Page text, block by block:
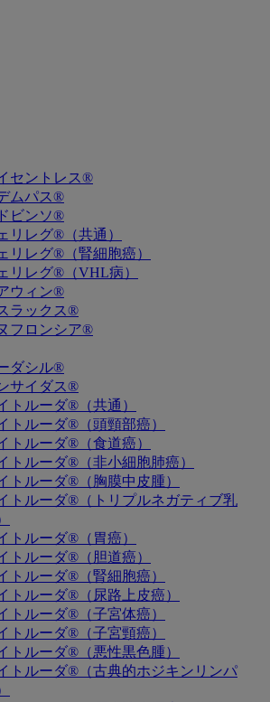
セントレス®
ムパス®
ビンソ®
リレグ®（共通）
リレグ®（腎細胞癌）
リレグ®（VHL病）
ウィン®
ラックス®
フロンシア®
ダシル®
サイダス®
トルーダ®（共通）
トルーダ®（頭頸部癌）
トルーダ®（食道癌）
トルーダ®（非小細胞肺癌）
トルーダ®（胸膜中皮腫）
トルーダ®（トリプルネガティブ乳
トルーダ®（胃癌）
トルーダ®（胆道癌）
トルーダ®（腎細胞癌）
トルーダ®（尿路上皮癌）
トルーダ®（子宮体癌）
トルーダ®（子宮頸癌）
トルーダ®（悪性黒色腫）
トルーダ®（古典的ホジキンリンパ